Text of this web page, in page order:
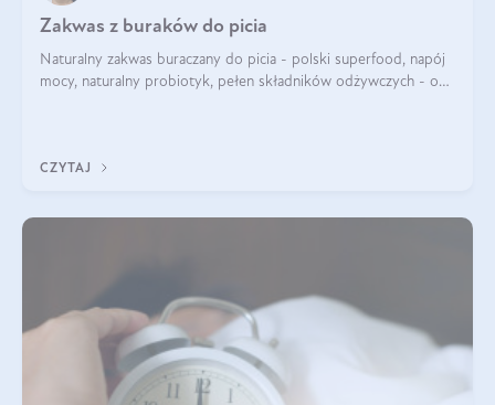
Zakwas z buraków do picia
Naturalny zakwas buraczany do picia - polski superfood, napój
mocy, naturalny probiotyk, pełen składników odżywczych - o
CZYTAJ